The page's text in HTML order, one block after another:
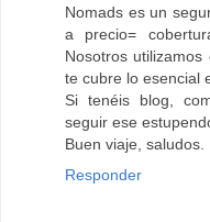
Nomads es un
a precio=
Nosotros
te cubre lo esencial
Si tenéis blog,
seguir ese
Buen viaje, saludos.
Responder